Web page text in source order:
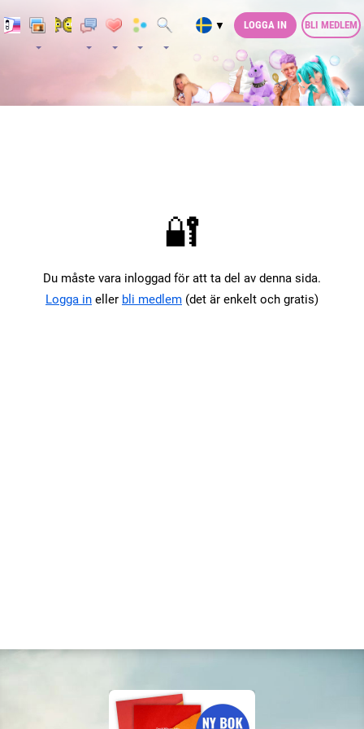
▼ LOGGA IN BLI MEDLEM
🔐
Du måste vara inloggad för att ta del av denna sida.
Logga in eller bli medlem (det är enkelt och gratis)